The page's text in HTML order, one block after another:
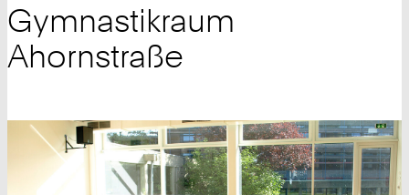
Gymnastikraum
Ahornstraße